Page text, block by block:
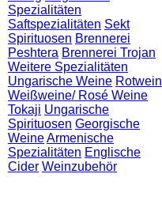
Spezialitäten
Saftspezialitäten Sekt
Spirituosen Brennerei
Peshtera Brennerei Trojan
Weitere Spezialitäten
Ungarische Weine Rotwein
Weißweine/ Rosé Weine
Tokaji Ungarische
Spirituosen Georgische
WeineArmenische
Spezialitäten Englische
Cider Weinzubehör